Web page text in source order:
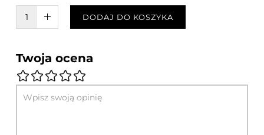
W KOSZYKU :)DODAJ DO KOSZYKA
Twoja ocena